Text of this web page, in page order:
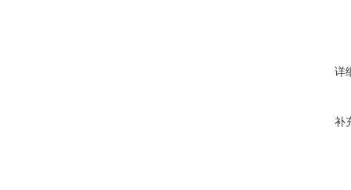
详
补